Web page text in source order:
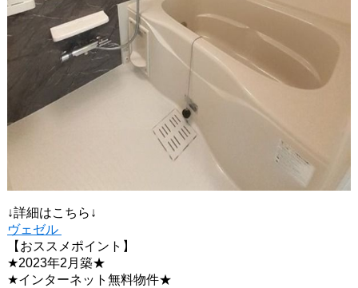
↓詳細はこちら↓
ヴェゼル
【おススメポイント】
★2023年2月築★
★インターネット無料物件★